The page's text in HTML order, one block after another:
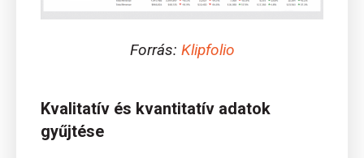
Forrás: Klipfolio
Kvalitatív és kvantitatív adatok
gyűjtése